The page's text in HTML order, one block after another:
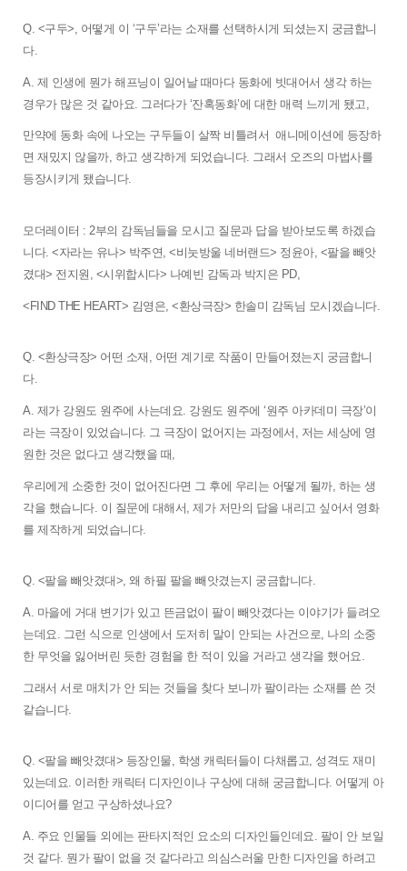
Q. <구두>, 어떻게 이 ‘구두’라는 소재를 선택하시게 되셨는지 궁금합니
다.
A. 제 인생에 뭔가 해프닝이 일어날 때마다 동화에 빗대어서 생각 하는
경우가 많은 것 같아요. 그러다가 ‘잔혹동화’에 대한 매력 느끼게 됐고,
만약에 동화 속에 나오는 구두들이 살짝 비틀려서 애니메이션에 등장하
면 재밌지 않을까, 하고 생각하게 되었습니다. 그래서 오즈의 마법사를
등장시키게 됐습니다.
모더레이터 : 2부의 감독님들을 모시고 질문과 답을 받아보도록 하겠습
니다. <자라는 유나> 박주연, <비눗방울 네버랜드> 정윤아, <팔을 빼앗
겼대> 전지원, <시위합시다> 나예빈 감독과 박지은 PD,
<FIND THE HEART> 김영은, <환상극장> 한솔미 감독님 모시겠습니다.
Q. <환상극장> 어떤 소재, 어떤 계기로 작품이 만들어졌는지 궁금합니
다.
A. 제가 강원도 원주에 사는데요. 강원도 원주에 ‘원주 아카데미 극장’이
라는 극장이 있었습니다. 그 극장이 없어지는 과정에서, 저는 세상에 영
원한 것은 없다고 생각했을 때,
우리에게 소중한 것이 없어진다면 그 후에 우리는 어떻게 될까, 하는 생
각을 했습니다. 이 질문에 대해서, 제가 저만의 답을 내리고 싶어서 영화
를 제작하게 되었습니다.
Q. <팔을 빼앗겼대>, 왜 하필 팔을 빼앗겼는지 궁금합니다.
A. 마을에 거대 변기가 있고 뜬금없이 팔이 빼앗겼다는 이야기가 들려오
는데요. 그런 식으로 인생에서 도저히 말이 안되는 사건으로, 나의 소중
한 무엇을 잃어버린 듯한 경험을 한 적이 있을 거라고 생각을 했어요.
그래서 서로 매치가 안 되는 것들을 찾다 보니까 팔이라는 소재를 쓴 것
같습니다.
Q. <팔을 빼앗겼대> 등장인물, 학생 캐릭터들이 다채롭고, 성격도 재미
있는데요. 이러한 캐릭터 디자인이나 구상에 대해 궁금합니다. 어떻게 아
이디어를 얻고 구상하셨나요?
A. 주요 인물들 외에는 판타지적인 요소의 디자인들인데요. 팔이 안 보일
것 같다. 뭔가 팔이 없을 것 같다라고 의심스러울 만한 디자인을 하려고